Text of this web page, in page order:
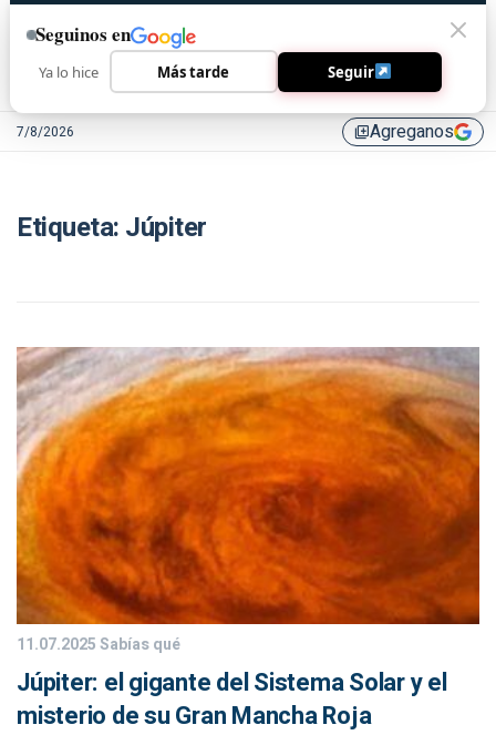
7/8/2026 library_addAgreganos
Etiqueta: Júpiter
11.07.2025Sabías qué
Júpiter: el gigante del Sistema Solar y el
misterio de su Gran Mancha Roja
Seguinos en
Ya lo hice Más tarde Seguir